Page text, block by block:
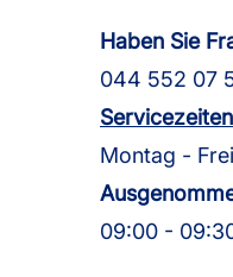
Haben Sie
044 552 07
Servicezeiten
Montag -
09:00 -